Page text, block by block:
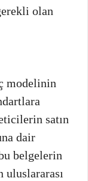
olan
modelinin
satın
dair
belgelerin